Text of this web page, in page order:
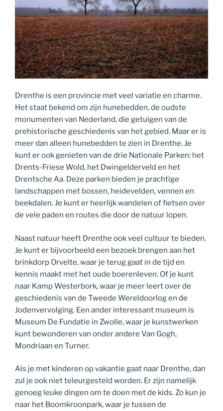
Drenthe is een provincie met veel variatie en charme.
Het staat bekend om zijn hunebedden, de oudste
monumenten van Nederland, die getuigen van de
prehistorische geschiedenis van het gebied. Maar er is
meer dan alleen hunebedden te zien in Drenthe. Je
kunt er ook genieten van de drie Nationale Parken: het
Drents-Friese Wold, het Dwingelderveld en het
Drentsche Aa. Deze parken bieden je prachtige
landschappen met bossen, heidevelden, vennen en
beekdalen. Je kunt er heerlijk wandelen of fietsen over
de vele paden en routes die door de natuur lopen.
Naast natuur heeft Drenthe ook veel cultuur te bieden.
Je kunt er bijvoorbeeld een bezoek brengen aan het
brinkdorp Orvelte, waar je terug gaat in de tijd en
kennis maakt met het oude boerenleven. Of je kunt
naar Kamp Westerbork, waar je meer leert over de
geschiedenis van de Tweede Wereldoorlog en de
Jodenvervolging. Een ander interessant museum is
Museum De Fundatie in Zwolle, waar je kunstwerken
kunt bewonderen van onder andere Van Gogh,
Mondriaan en Turner.
Als je met kinderen op vakantie gaat naar Drenthe, dan
zul je ook niet teleurgesteld worden. Er zijn namelijk
genoeg leuke dingen om te doen met de kids. Zo kun je
naar het Boomkroonpark, waar je tussen de